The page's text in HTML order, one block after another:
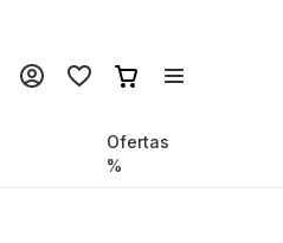
Ofertas
%